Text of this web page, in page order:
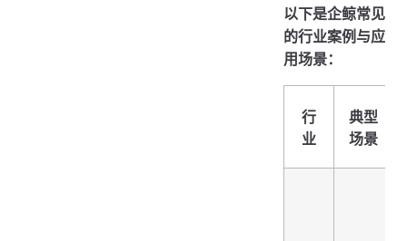
以下是企鲸常见
的行业案例与应
用场景：
行
业
典型
场景